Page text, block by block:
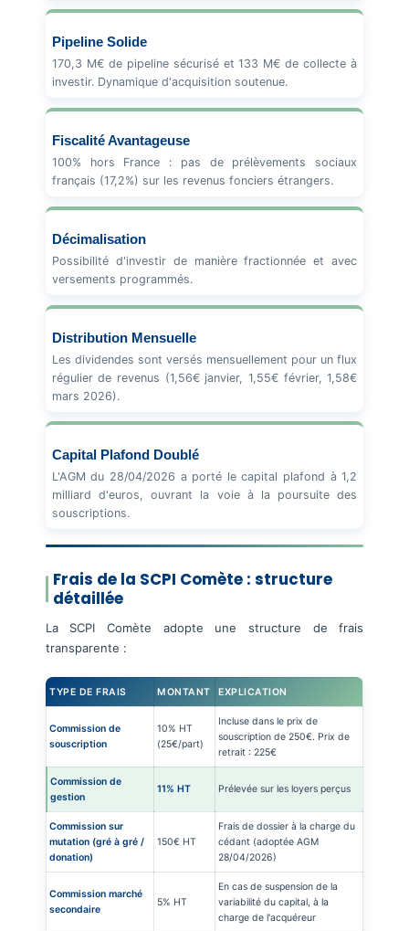
Pipeline Solide
170,3 M€ de pipeline sécurisé et 133 M€ de collecte à
investir. Dynamique d'acquisition soutenue.
Fiscalité Avantageuse
100% hors France : pas de prélèvements sociaux
français (17,2%) sur les revenus fonciers étrangers.
Décimalisation
Possibilité d'investir de manière fractionnée et avec
versements programmés.
Distribution Mensuelle
Les dividendes sont versés mensuellement pour un flux
régulier de revenus (1,56€ janvier, 1,55€ février, 1,58€
mars 2026).
Capital Plafond Doublé
L'AGM du 28/04/2026 a porté le capital plafond à 1,2
milliard d'euros, ouvrant la voie à la poursuite des
souscriptions.
Frais de la SCPI Comète : structure
détaillée
La SCPI Comète adopte une structure de frais
transparente :
TYPE DE FRAIS MONTANT EXPLICATION
Commission de
souscription
10% HT
(25€/part)
Incluse dans le prix de
souscription de 250€. Prix de
retrait : 225€
Commission de
gestion
11% HT Prélevée sur les loyers perçus
Commission sur
mutation (gré à gré /
donation)
150€ HT
Frais de dossier à la charge du
cédant (adoptée AGM
28/04/2026)
Commission marché
secondaire
5% HT
En cas de suspension de la
variabilité du capital, à la
charge de l'acquéreur